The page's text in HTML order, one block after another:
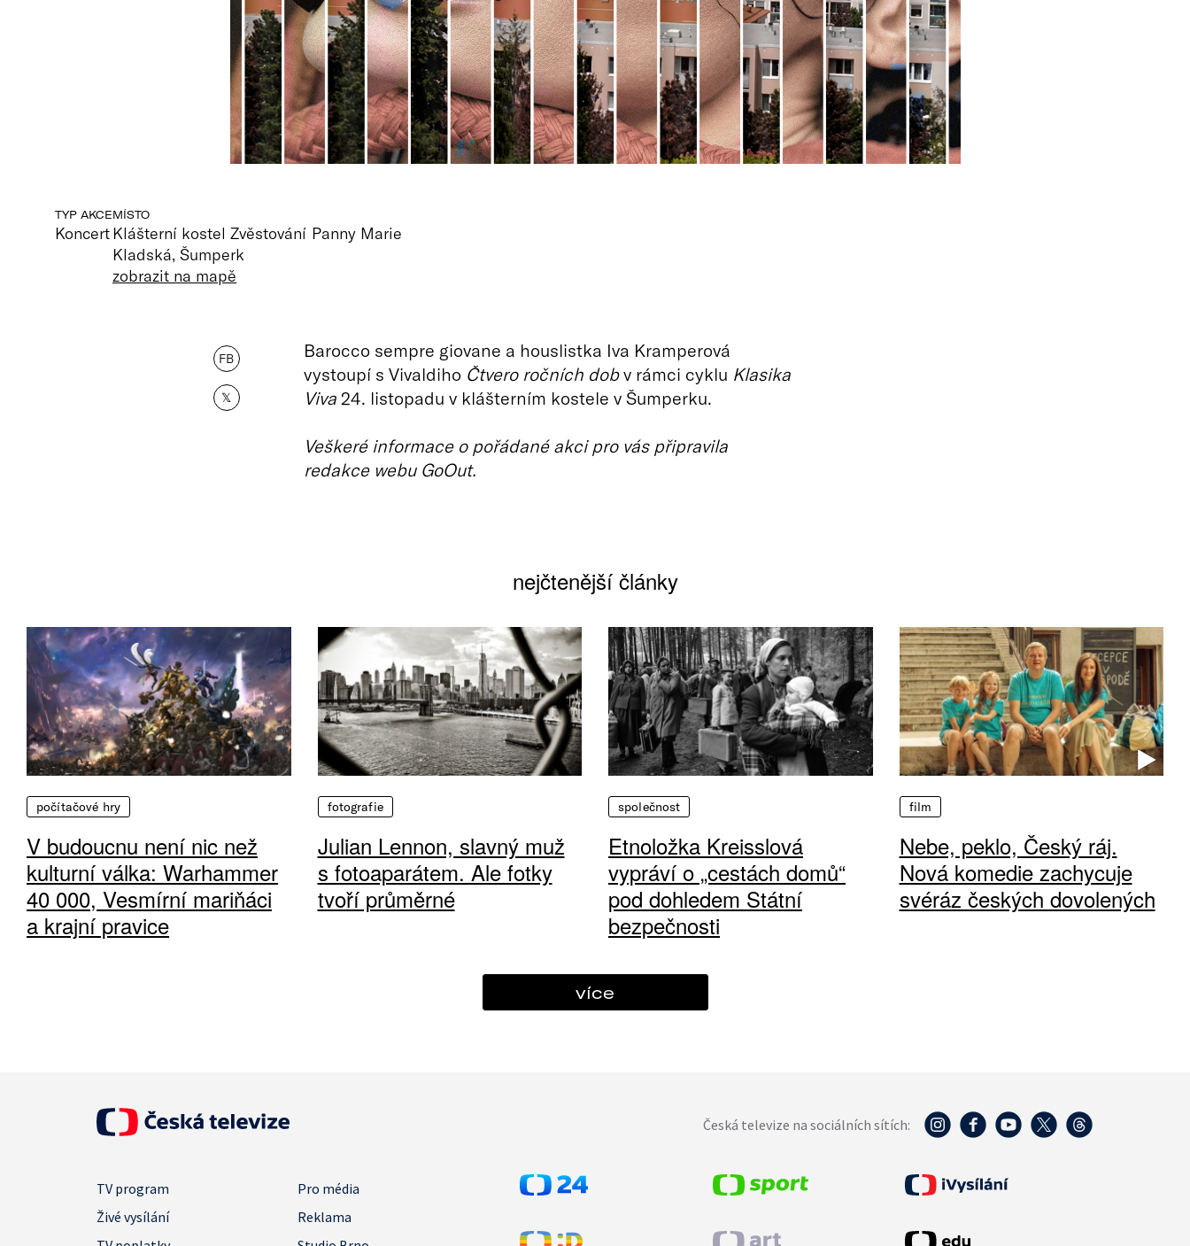
TYP AKCE
Koncert
MÍSTO
Klášterní kostel Zvěstování Panny Marie
Kladská, Šumperk
zobrazit na mapě
FB
𝕏
Barocco sempre giovane a houslistka Iva Kramperová
vystoupí s Vivaldiho Čtvero ročních dobv rámci cyklu Klasika
Viva24. listopadu v klášterním kostele v Šumperku.
Veškeré informace o pořádané akci pro vás připravila
redakce webu GoOut.
nejčtenější články
počítačové hry
V budoucnu není nic než
kulturní válka: Warhammer
40 000, Vesmírní mariňáci
a krajní pravice
fotografie
Julian Lennon, slavný muž
s fotoaparátem. Ale fotky
tvoří průměrné
společnost
Etnoložka Kreisslová
vypráví o „cestách domů“
pod dohledem Státní
bezpečnosti
film
Nebe, peklo, Český ráj.
Nová komedie zachycuje
svéráz českých dovolených
více
Česká televize na sociálních sítích:
TV program
Pro média
Živé vysílání
Reklama